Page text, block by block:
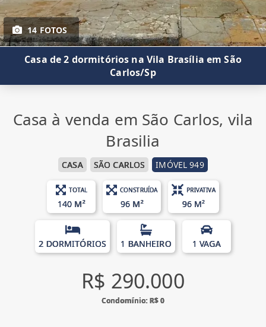
14 FOTOS
Casa de 2 dormitórios na Vila Brasília em São
Carlos/Sp
Casa à venda em São Carlos, vila
Brasilia
CASA SÃO CARLOS IMÓVEL 949
TOTAL
140 M²
CONSTRUÍDA
96 M²
PRIVATIVA
96 M²
2 DORMITÓRIOS 1 BANHEIRO 1 VAGA
R$ 290.000
Condomínio: R$ 0